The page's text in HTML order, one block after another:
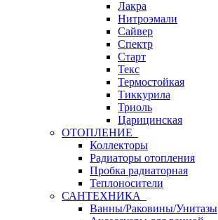
Лакра
Нитроэмали
Сайвер
Спектр
Старт
Текс
Термостойкая
Тиккурила
Триоль
Царицинская
ОТОПЛЕНИЕ
Коллекторы
Радиаторы отопления
Пробка радиаторная
Теплоносители
САНТЕХНИКА
Ванны/Раковины/Унитазы